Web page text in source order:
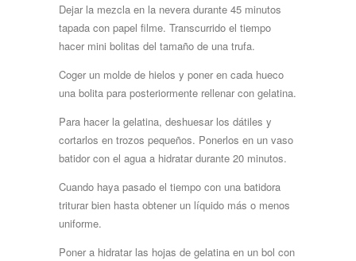
Dejar la mezcla en la nevera durante 45 minutos
tapada con papel filme. Transcurrido el tiempo
hacer mini bolitas del tamaño de una trufa.
Coger un molde de hielos y poner en cada hueco
una bolita para posteriormente rellenar con gelatina.
Para hacer la gelatina, deshuesar los dátiles y
cortarlos en trozos pequeños. Ponerlos en un vaso
batidor con el agua a hidratar durante 20 minutos.
Cuando haya pasado el tiempo con una batidora
triturar bien hasta obtener un líquido más o menos
uniforme.
Poner a hidratar las hojas de gelatina en un bol con